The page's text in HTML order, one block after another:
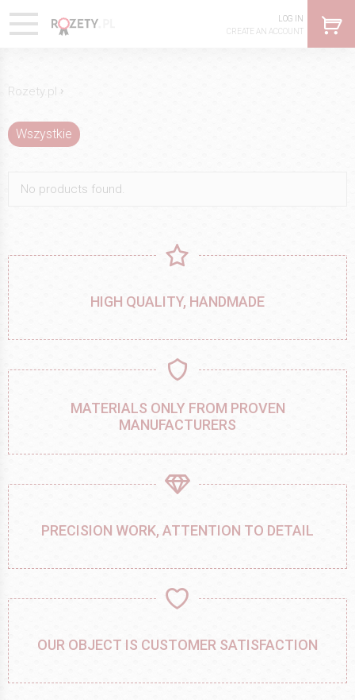
LOG IN
CREATE AN ACCOUNT
Rozety.pl ›
Wszystkie
No products found.
HIGH QUALITY, HANDMADE
MATERIALS ONLY FROM PROVEN
MANUFACTURERS
PRECISION WORK, ATTENTION TO DETAIL
OUR OBJECT IS CUSTOMER SATISFACTION